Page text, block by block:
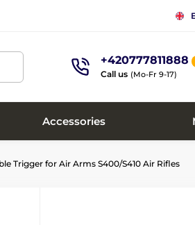
+420777811888
Call us (Mo-Fr 9-17)
Accessories
Trigger for Air Arms S400/S410 Air Rifles